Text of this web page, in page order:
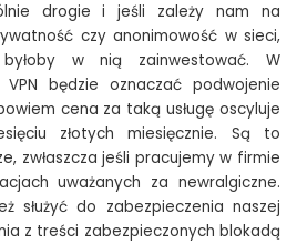
drogie i jeśli zależy nam na
czy anonimowość w sieci,
w nią zainwestować. W
VPN będzie oznaczać podwojenie
cena za taką usługę oscyluje
złotych miesięcznie. Są to
zwłaszcza jeśli pracujemy w firmie
uważanych za newralgiczne.
służyć do zabezpieczenia naszej
z treści zabezpieczonych blokadą